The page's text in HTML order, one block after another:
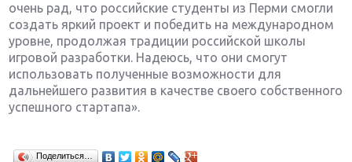
очень рад, что российские студенты из Перми смогли
создать яркий проект и победить на международном
уровне, продолжая традиции российской школы
игровой разработки. Надеюсь, что они смогут
использовать полученные возможности для
дальнейшего развития в качестве своего собственного
успешного стартапа».
Поделиться…